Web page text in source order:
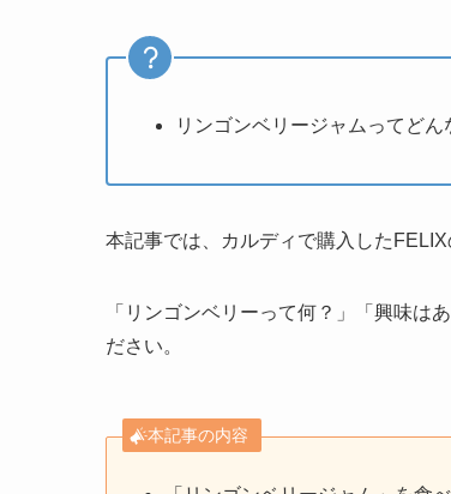
リンゴンベリージャムってどん
本記事では、カルディで購入した
「リンゴンベリーって何？」「興味は
ださい。
本記事の内容